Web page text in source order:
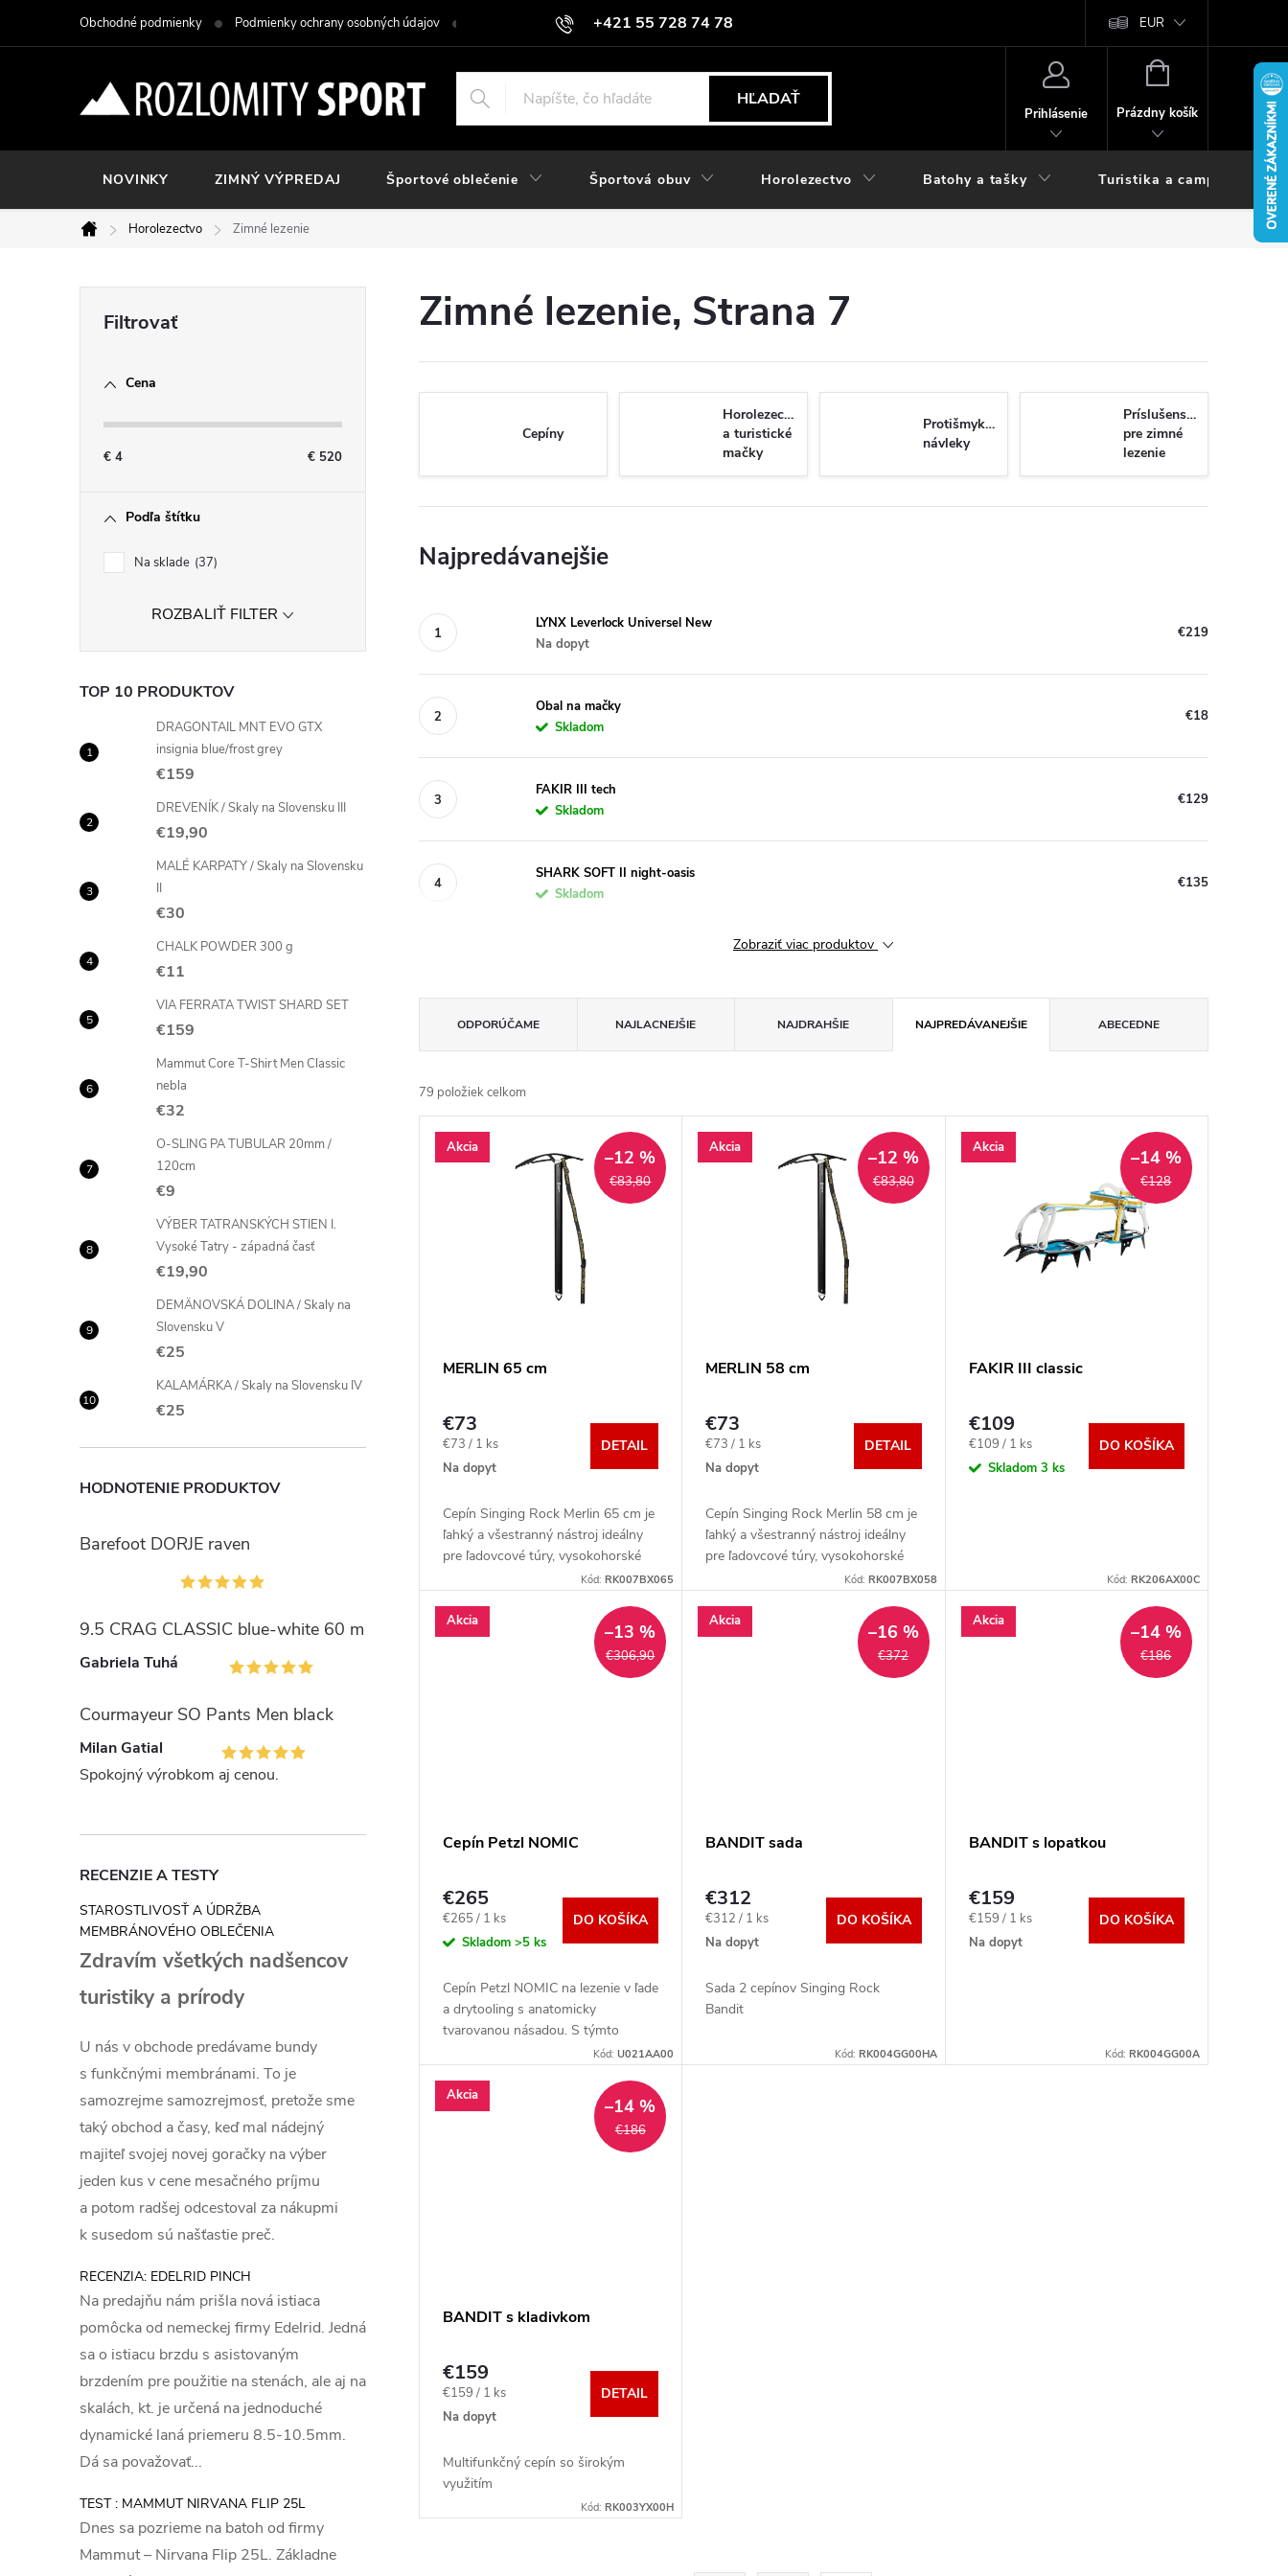
+421 55 728 74 78
objednavky@rozlomitysport.sk
Obchodné podmienky Podmienky ochrany osobných údajov Kontakt Hodnotenie obchodu EUR
HĽADAŤ
Prihlásenie
NÁKUPNÝ
Prázdny košík
NOVINKY ZIMNÝ VÝPREDAJ Športové oblečenie Športová obuv Horolezectvo Batohy a tašky Turistika a camping
Domov
Horolezectvo Zimné lezenie
n
e
l
Cena
€ 4 € 520
Podľa štítku
Na sklade 37
ROZBALIŤ FILTER
TOP 10 PRODUKTOV
DRAGONTAIL MNT EVO GTX
insignia blue/frost grey
€159
DREVENÍK / Skaly na Slovensku III
€19,90
MALÉ KARPATY / Skaly na Slovensku
II
€30
CHALK POWDER 300 g
€11
VIA FERRATA TWIST SHARD SET
€159
Mammut Core T-Shirt Men Classic
nebla
€32
O-SLING PA TUBULAR 20mm /
120cm
€9
VÝBER TATRANSKÝCH STIEN I.
Vysoké Tatry - západná časť
€19,90
DEMÄNOVSKÁ DOLINA / Skaly na
Slovensku V
€25
KALAMÁRKA / Skaly na Slovensku IV
€25
HODNOTENIE PRODUKTOV
Barefoot DORJE raven
9.5 CRAG CLASSIC blue-white 60 m
Gabriela Tuhá
Courmayeur SO Pants Men black
Milan Gatial
Spokojný výrobkom aj cenou.
RECENZIE A TESTY
STAROSTLIVOSŤ A ÚDRŽBA
MEMBRÁNOVÉHO OBLEČENIA
Zdravím všetkých nadšencov
turistiky a prírody
U nás v obchode predávame bundy
s funkčnými membránami. To je
samozrejme samozrejmosť, pretože sme
taký obchod a časy, keď mal nádejný
majiteľ svojej novej goračky na výber
jeden kus v cene mesačného príjmu
a potom radšej odcestoval za nákupmi
k susedom sú našťastie preč.
RECENZIA: EDELRID PINCH
Na predajňu nám prišla nová istiaca
pomôcka od nemeckej firmy Edelrid. Jedná
sa o istiacu brzdu s asistovaným
brzdením pre použitie na stenách, ale aj na
skalách, kt. je určená na jednoduché
dynamické laná priemeru 8.5-10.5mm.
Dá sa považovať...
TEST : MAMMUT NIRVANA FLIP 25L
Dnes sa pozrieme na batoh od firmy
Mammut – Nirvana Flip 25L. Základne
Zimné lezenie, Strana 7
Cepíny
Horolezecké
a turistické
mačky
Protišmykové
návleky
Príslušenstvo
pre zimné
lezenie
Najpredávanejšie
LYNX Leverlock Universel New
Na dopyt
€219
Obal na mačky
Skladom
€18
FAKIR III tech
Skladom
€129
SHARK SOFT II night-oasis
Skladom
€135
Zobraziť viac produktov
a
d
e
k
ODPORÚČAME NAJLACNEJŠIE NAJDRAHŠIE NAJPREDÁVANEJŠIE ABECEDNE
79 položiek celkom
V
k
Akcia
€83,80
–12 %
MERLIN 65 cm
€73
Jednotková
cena:
€73 / 1 ks
Na dopyt
DETAIL
Cepín Singing Rock Merlin 65 cm je
ľahký a všestranný nástroj ideálny
pre ľadovcové túry, vysokohorské
túry (VHT), a jednoduché horské
Kód:RK007BX065
Akcia
€83,80
–12 %
MERLIN 58 cm
€73
Jednotková
cena:
€73 / 1 ks
Na dopyt
DETAIL
Cepín Singing Rock Merlin 58 cm je
ľahký a všestranný nástroj ideálny
pre ľadovcové túry, vysokohorské
túry (VHT), a jednoduché horské
Kód: RK007BX058
Akcia
€128
–14 %
FAKIR III classic
€109
Jednotková
cena:
€109 / 1 ks
Skladom 3 ks
DO KOŠÍKA
Kód: RK206AX00C
Akcia
€306,90
–13 %
Cepín Petzl NOMIC
€265
Jednotková
cena:
€265 / 1 ks
Skladom >5 ks
DO KOŠÍKA
Cepín Petzl NOMIC na lezenie v ľade
a drytooling s anatomicky
tvarovanou násadou. S týmto
cepínom môžu lezci získať rovnakú
Špičkový nástroj sa...
Kód:U021AA00
Akcia
€372
–16 %
BANDIT sada
€312
Jednotková
cena:
€312 / 1 ks
Na dopyt
DO KOŠÍKA
Sada 2 cepínov Singing Rock
Bandit
Kód: RK004GG00HA
Akcia
€186
–14 %
BANDIT s lopatkou
€159
Jednotková
cena:
€159 / 1 ks
Na dopyt
DO KOŠÍKA
Kód: RK004GG00A
Akcia
€186
–14 %
BANDIT s kladivkom
€159
Jednotková
cena:
€159 / 1 ks
Na dopyt
DETAIL
Multifunkčný cepín so širokým
využitím
Kód:RK003YX00H